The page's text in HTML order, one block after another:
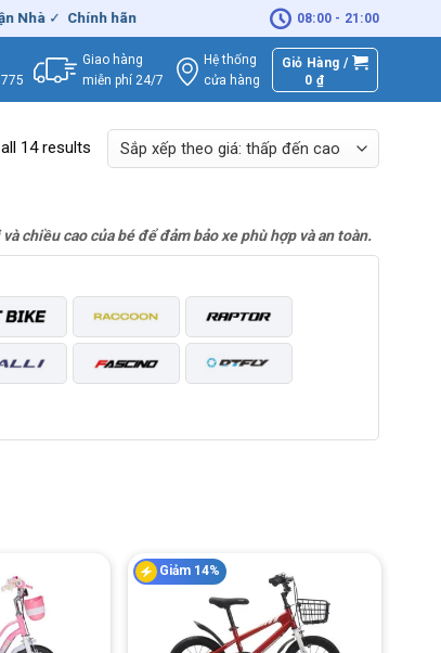
✓ Chính hãng – Xuất 🚚 Miễn phí giao hàng -
08:00 - 21:00
Giao hàng
miễn phí 24/7
Hệ thống
cửa hàng
Giỏ Hàng /
0₫
14 results
chiều cao của bé để đảm bảo xe phù hợp và an toàn.
Giảm 14%